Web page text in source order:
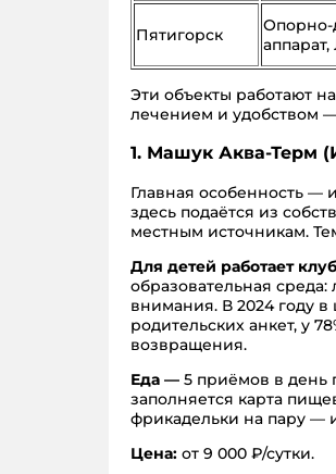
Пятигорск
Опорно-
Эти объекты работают
лечением и удобством
1. Машук Аква-Терм
Главная особенность —
здесь подаётся из
местным источникам.
Для детей работает
образовательная
внимания. В 2024 году
родительских анкет, у
возвращения.
Еда — 5 приёмов в день
заполняется карта
фрикадельки на пару —
Цена: от 9 000 ₽/сутки.